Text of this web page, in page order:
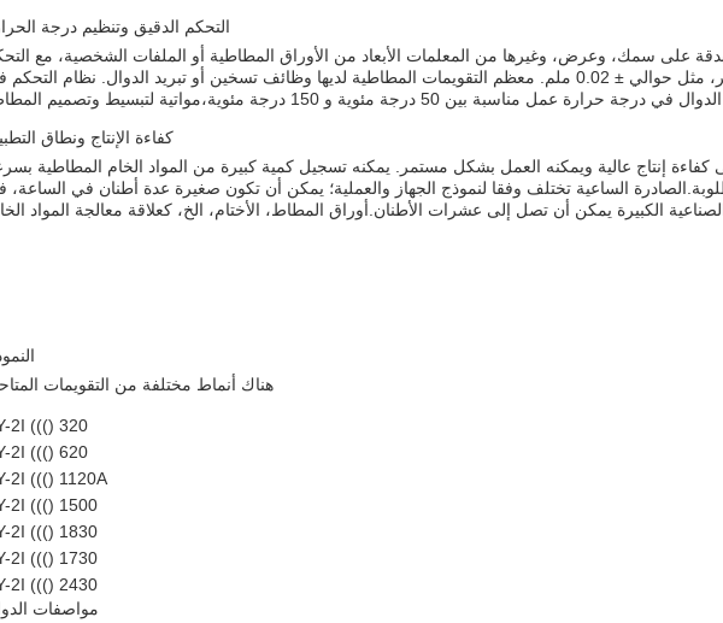
التحكم الدقيق وتنظيم درجة
على سمك، وعرض، وغيرها من المعلمات الأبعاد من الأوراق المطاطية أو الملفات الشخصية، مع
في تسامح السماكة في نطاق صغير، مثل حوالي ± 0.02 ملم. معظم التقويمات المطاطية لديها وظائف تسخين أو تبريد الدوال. نظام
بين 50 درجة مئوية و 150 درجة مئوية،مواتية لتبسيط وتصميم المطاط.
كفاءة الإنتاج ونطاق
إنتاج عالية ويمكنه العمل بشكل مستمر. يمكنه تسجيل كمية كبيرة من المواد الخام المطاطية
الساعية تختلف وفقا لنموذج الجهاز والعملية؛ يمكن أن تكون صغيرة عدة أطنان في الساعة،
الكبيرة يمكن أن تصل إلى عشرات الأطنان.أوراق المطاط، الأختام، الخ، كعلاقة معالجة المواد
هناك أنماط مختلفة من التقويمات
2I ((() 320
2I ((() 620
2I ((() 1120A
2I ((() 1500
2I ((() 1830
2I ((() 1730
2I ((() 2430
مواصفات